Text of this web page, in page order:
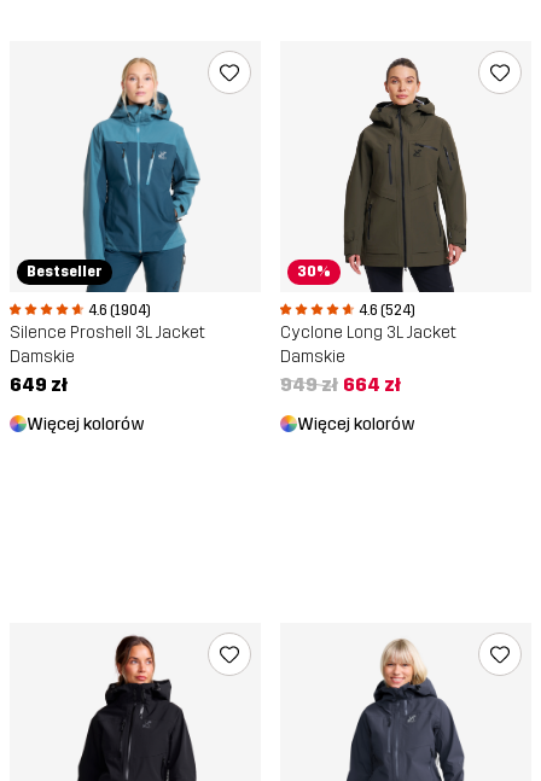
Bestseller
4.6 (1904)
Silence Proshell 3L Jacket
Damskie
649 zł
Więcej kolorów
30%
4.6 (524)
Cyclone Long 3L Jacket
Damskie
949 zł 664 zł
Więcej kolorów